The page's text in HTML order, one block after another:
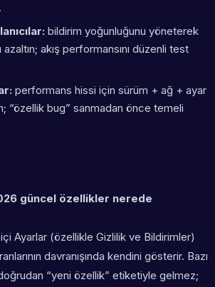
bildirim yoğunluğunu yöneterek
azaltın; akış performansını düzenli test
performans hissi için sürüm + ağ + ayar
“özellik bug” sanmadan önce temeli
güncel özellikler nerede
Ayarlar (özellikle Gizlilik ve Bildirimler)
davranışında kendini gösterir. Bazı
“yeni özellik” etiketiyle gelmez;